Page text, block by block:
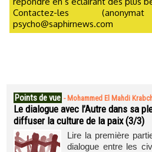
Contactez-les
psycho@saphirnews.com
Points de vue - Mohammed El Mahdi
Le dialogue avec l’Autre dans sa
diffuser la culture de la paix (3/3)
Lire la première
dialogue entre les